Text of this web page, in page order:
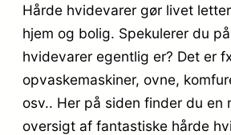
Hårde hvidevarer gør livet
hjem og bolig. Spekulerer du
hvidevarer egentlig er? Det er
opvaskemaskiner, ovne,
osv.. Her på siden finder du en
oversigt af fantastiske hårde